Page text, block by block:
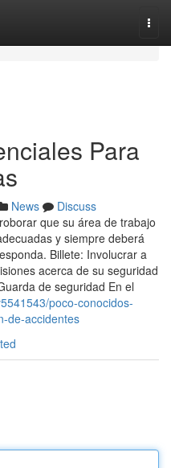
Para
News
Discuss
que su área de trabajo
y siempre deberá
Billete: Involucrar a
acerca de su seguridad
de seguridad En el
poco-conocidos-
de-accidentes